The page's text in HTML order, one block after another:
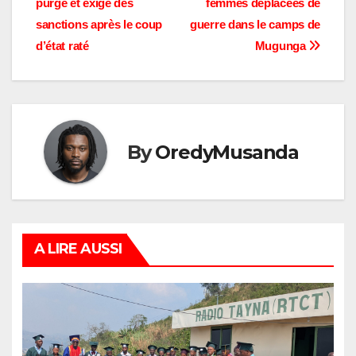
femmes déplacées de
guerre dans le camps de
Mugunga
purge et exige des
sanctions après le coup
d’état raté
ByOredyMusanda
A LIRE AUSSI